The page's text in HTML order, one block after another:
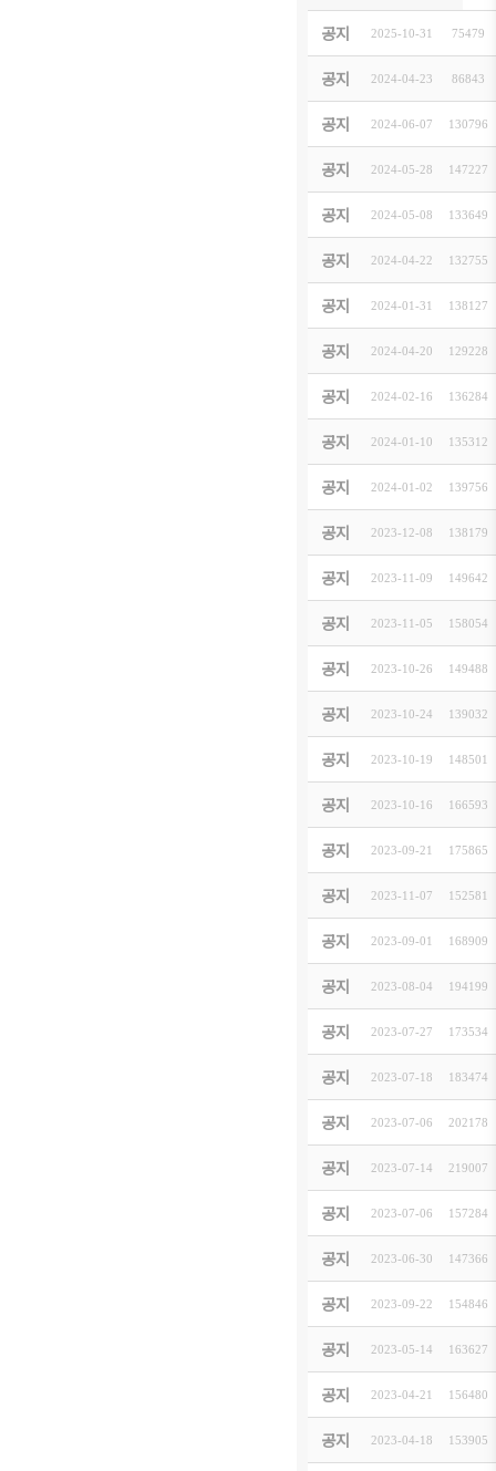
공지 [お知らせ
2025-10-31 75479
공지 [お知らせ
2024-04-23 86843
공지 [お知らせ [주일
2024-06-07 130796
공지 [お知らせ 한기
2024-05-28 147227
공지 [お知らせ [사진
2024-05-08 133649
공지 [お知らせ
2024-04-22 132755
공지 [イベント 2024
2024-01-31 138127
공지 [イベント 【締
2024-04-20 129228
공지 [イベント 2024
2024-02-16 136284
공지 [お知らせ 제22
2024-01-10 135312
공지 [お知らせ 주일
2024-01-02 139756
공지 [イベント 2024
2023-12-08 138179
공지 [イベント 「
2023-11-09 149642
공지 [イベント [마감
2023-11-05 158054
공지 [お知らせ 「도
2023-10-26 149488
공지 [お知らせ 제29
2023-10-24 139032
공지 [イベント 【조
2023-10-19 148501
공지 [お知らせ 駐日
2023-10-16 166593
공지 [お知らせ 2023
2023-09-21 175865
공지 [イベント 「
2023-11-07 152581
공지 [イベント 第29
2023-09-01 168909
공지 [お知らせ 2023
2023-08-04 194199
공지 [イベント 「
2023-07-27 173534
공지 [イベント 「駐
2023-07-18 183474
공지 [お知らせ 第11
2023-07-06 202178
공지 [お知らせ
2023-07-14 219007
공지 [お知らせ [日韓
2023-07-06 157284
공지 [イベント 「
2023-06-30 147366
공지 [お知らせ 2023
2023-09-22 154846
공지 [お知らせ 제23
2023-05-14 163627
공지 [お知らせ 한일
2023-04-21 156480
공지 [お知らせ 한기
2023-04-18 153905